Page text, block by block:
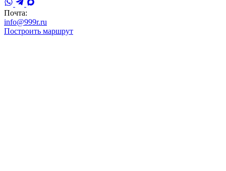
Почта:
info@999r.ru
Построить маршрут